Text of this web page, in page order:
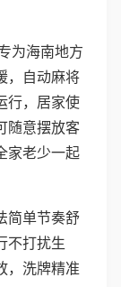
为海南地方
，自动麻将
行，居家使
随意摆放客
家老少一起
简单节奏舒
不打扰生
，洗牌精准